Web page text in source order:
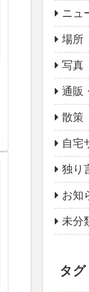
ニュ
場所
写真
通販
散策
自宅
独り
お知
未分
タグ